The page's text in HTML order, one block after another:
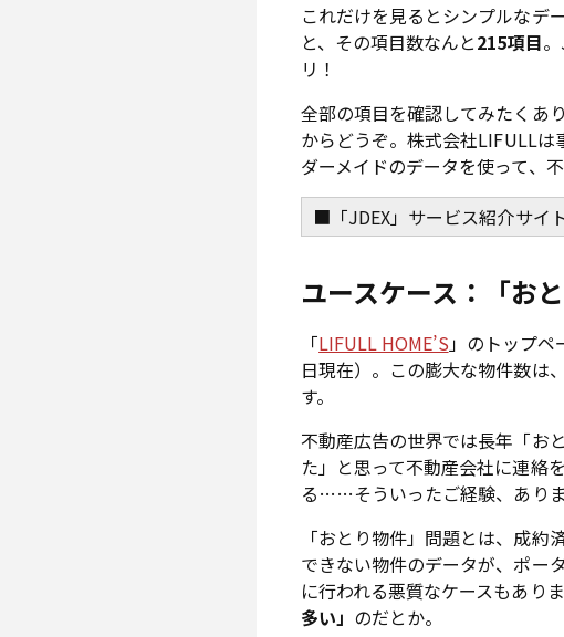
これだけを見るとシンプルなデ
と、その項目数なんと215項目
リ！
全部の項目を確認してみたくあ
からどうぞ。株式会社LIFULL
ダーメイドのデータを使って、
■「JDEX」サービス紹介サイ
ユースケース：「お
「LIFULL HOME’S 」のトップ
日現在）。この膨大な物件数は
す。
不動産広告の世界では長年「お
た」と思って不動産会社に連絡
る……そういったご経験、あり
「おとり物件」問題とは、成
できない物件のデータが、ポー
に行われる悪質なケースもあり
多い」 のだとか。